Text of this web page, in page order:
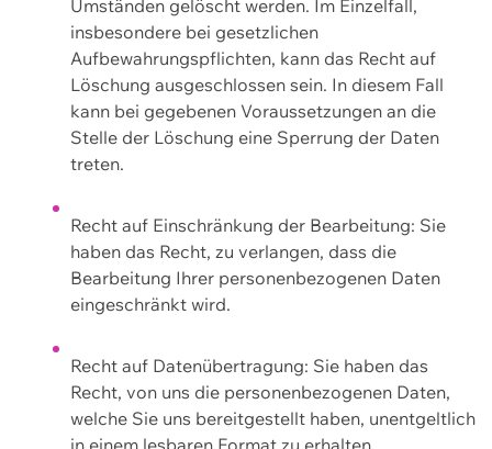
Umständen gelöscht werden. Im Einzelfall,
insbesondere bei gesetzlichen
Aufbewahrungspflichten, kann das Recht auf
Löschung ausgeschlossen sein. In diesem Fall
kann bei gegebenen Voraussetzungen an die
Stelle der Löschung eine Sperrung der Daten
treten.
Recht auf Einschränkung der Bearbeitung: Sie
haben das Recht, zu verlangen, dass die
Bearbeitung Ihrer personenbezogenen Daten
eingeschränkt wird.
Recht auf Datenübertragung: Sie haben das
Recht, von uns die personenbezogenen Daten,
welche Sie uns bereitgestellt haben, unentgeltlich
in einem lesbaren Format zu erhalten.